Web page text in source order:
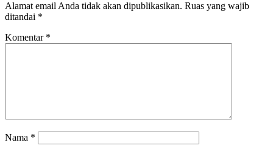
Alamat email Anda tidak akan dipublikasikan. Ruas yang wajib
ditandai *
Komentar *
Nama *